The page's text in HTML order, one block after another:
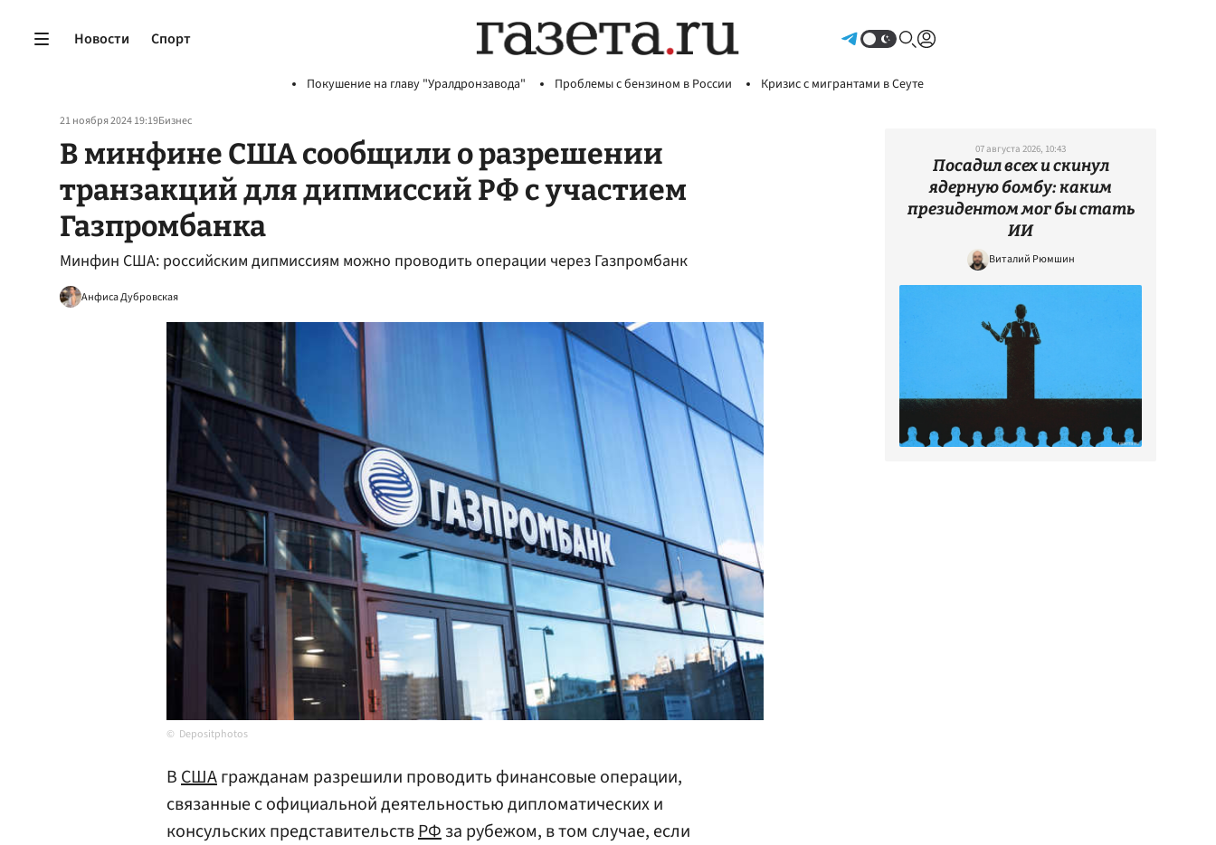
Новости Спорт
Покушение на главу "Уралдронзавода" Проблемы с бензином в России Кризис с мигрантами в Сеуте
21 ноября 2024 19:19Бизнес
В минфине США сообщили о разрешении
транзакций для дипмиссий РФ с участием
Газпромбанка
Минфин США: российским дипмиссиям можно проводить операции через Газпромбанк
Анфиса Дубровская
Depositphotos
ВСШАгражданам разрешили проводить финансовые операции,
связанные с официальной деятельностью дипломатических и
консульских представительствРФза рубежом, в том случае, если
07 августа 2026, 10:43
Посадил всех и скинул
ядерную бомбу: каким
президентом мог бы стать
ИИ
Виталий Рюмшин